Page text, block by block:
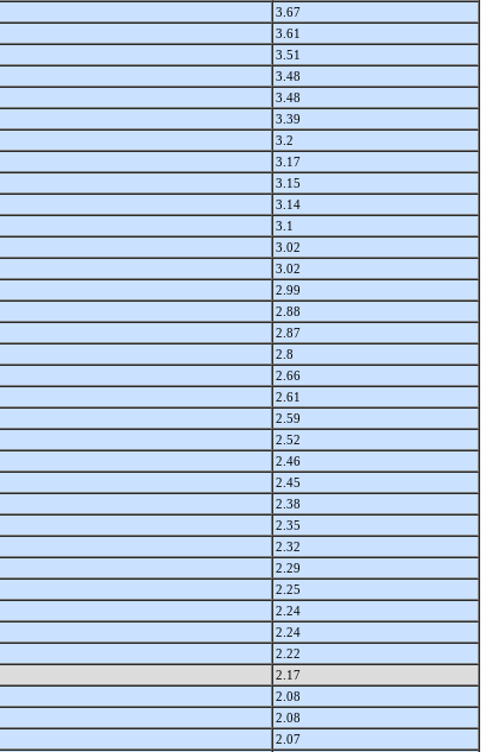
3.67
3.61
3.51
3.48
3.48
3.39
3.2
3.17
3.15
3.14
3.1
3.02
3.02
2.99
2.88
2.87
2.8
2.66
2.61
2.59
2.52
2.46
2.45
2.38
2.35
2.32
2.29
2.25
2.24
2.24
2.22
2.17
2.08
2.08
2.07